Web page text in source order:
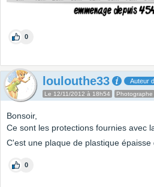
0
loulouthe33 Auteur
Le 12/11/2012 à 18h54 Photographe
Bonsoir,
Ce sont les protections fournies avec
C'est une plaque de plastique
0